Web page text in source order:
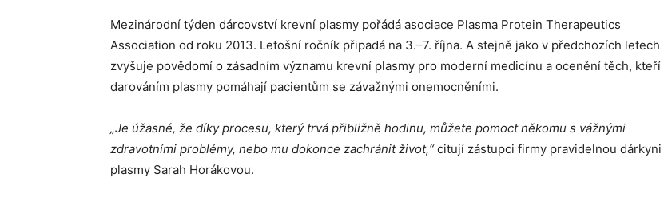
Mezinárodní týden dárcovství krevní plasmy pořádá asociace Plasma Protein Therapeutics
Association od roku 2013. Letošní ročník připadá na 3.–7. října. A stejně jako v předchozích letech
zvyšuje povědomí o zásadním významu krevní plasmy pro moderní medicínu a ocenění těch, kteří
darováním plasmy pomáhají pacientům se závažnými onemocněními.
„Je úžasné, že díky procesu, který trvá přibližně hodinu, můžete pomoct někomu s vážnými
zdravotními problémy, nebo mu dokonce zachránit život,“citují zástupci firmy pravidelnou dárkyni
plasmy Sarah Horákovou.